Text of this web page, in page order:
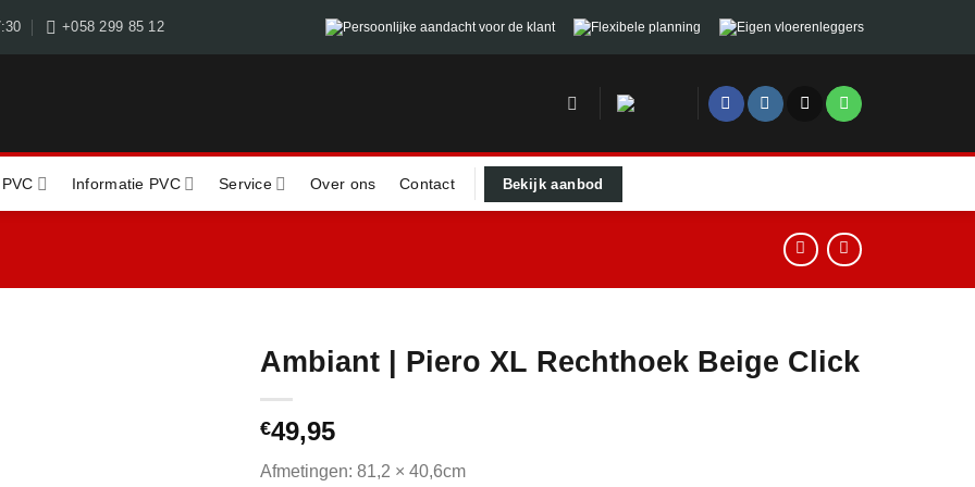
+058 299 85 12 Persoonlijke aandacht voor de klant Flexibele planning Eigen vloerenleggers
Informatie PVC Service Over ons Contact Bekijk aanbod
Ambiant | Piero XL Rechthoek Beige Click
€49,95
Afmetingen: 81,2 × 40,6cm